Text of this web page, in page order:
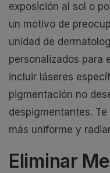
exposición al sol o
un motivo de
unidad de
personalizados para
incluir láseres
pigmentación no
despigmentantes.
más uniforme y
Eliminar